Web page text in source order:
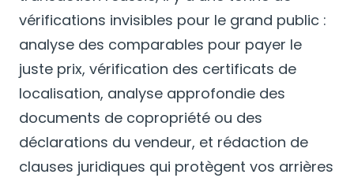
vérifications invisibles pour le grand public :
analyse des comparables pour payer le
juste prix, vérification des certificats de
localisation, analyse approfondie des
documents de copropriété ou des
déclarations du vendeur, et rédaction de
clauses juridiques qui protègent vos arrières